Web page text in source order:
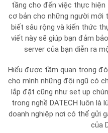
tầng cho đến việc thực hiện
cơ bản cho những người mới
biết sâu rộng và kiến thức
viết này sẽ giúp bạn đảm
server của bạn diễn ra
Hiểu được tầm quan trọng
cho mình những đội ngũ có
lắp đặt cũng như set up
trong nghề DATECH luôn là
doanh nghiệp nơi có thể gửi
của